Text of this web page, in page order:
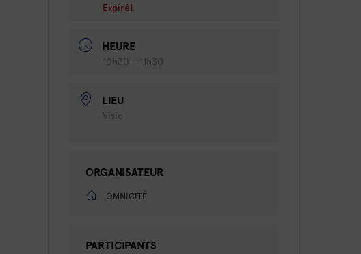
Expiré!
HEURE
10h30 - 11h30
LIEU
Visio
ORGANISATEUR
OMNICITÉ
PARTICIPANTS